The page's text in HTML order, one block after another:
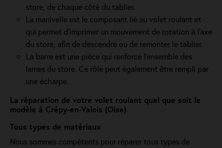
store, de chaque côté du tablier.
La manivelle est le composant lié au volet roulant et
qui permet d’imprimer un mouvement de rotation à l’axe
du store, afin de descendre ou de remonter le tablier.
La barre est une pièce qui renforce l’ensemble des
lames du store. Ce rôle peut également être rempli par
une écharpe.
La réparation de votre volet roulant quel que soit le
modèle à Crépy-en-Valois (Oise)
Tous types de matériaux
Nous sommes compétents pour réparer tous types de